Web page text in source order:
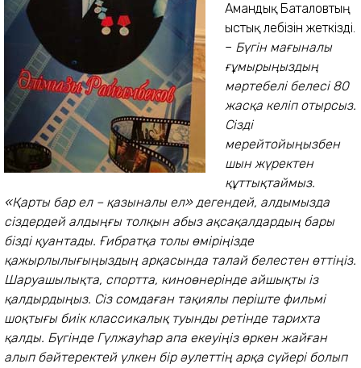
Амандық Баталовтың
ыстық лебізін жеткізді.
– Бүгін мағыналы
ғұмырыңыздың
мәртебелі белесі 80
жасқа келіп отырсыз.
Сізді
мерейтойыңызбен
шын жүректен
құттықтаймыз.
«Қарты бар ел – қазыналы ел» дегендей, алдымызда
сіздердей алдыңғы толқын абыз ақсақалдардың бары
бізді қуантады. Ғибратқа толы өміріңізде
қажырлылығыңыздың арқасында талай белестен өттіңіз.
Шаруашылықта, спортта, киноөнерінде айшықты із
қалдырдыңыз. Сіз сомдаған тақиялы періште фильмі
шоқтығы биік классикалық туынды ретінде тарихта
қалды. Бүгінде Гүлжауһар апа екеуіңіз өркен жайған
алып бәйтеректей үлкен бір әулеттің арқа сүйері болып